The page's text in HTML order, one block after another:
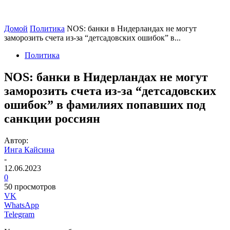
Домой Политика NOS: банки в Нидерландах не могут
заморозить счета из-за “детсадовских ошибок” в...
Политика
NOS: банки в Нидерландах не могут
заморозить счета из-за “детсадовских
ошибок” в фамилиях попавших под
санкции россиян
Автор:
Инга Кайсина
-
12.06.2023
0
50 просмотров
VK
WhatsApp
Telegram